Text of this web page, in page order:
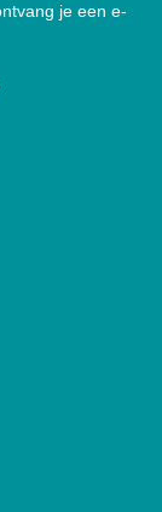
je een e-